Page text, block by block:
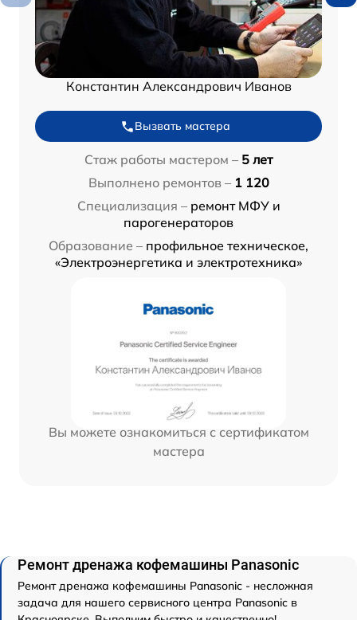
Константин Александрович Иванов
Вызвать мастера
Стаж работы мастером – 5 лет
Выполнено ремонтов – 1 120
Специализация – ремонт МФУ и
парогенераторов
Образование – профильное техническое,
«Электроэнергетика и электротехника»
Вы можете ознакомиться с сертификатом
мастера
Ремонт дренажа кофемашины Panasonic
Ремонт дренажа кофемашины Panasonic - несложная
задача для нашего сервисного центра Panasonic в